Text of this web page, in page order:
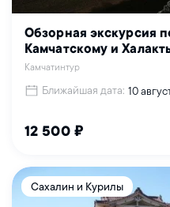
Обзорная экскурсия
Камчатскому и
Камчатинтур
Ближайшая дата: 10
12 500 ₽
Сахалин и Курилы